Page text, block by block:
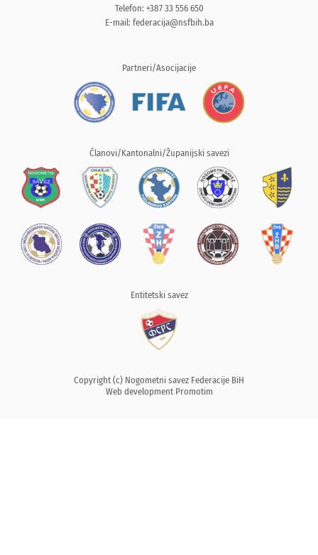
Telefon: +387 33 556 650
E-mail: federacija@nsfbih.ba
Partneri/Asocijacije
Članovi/Kantonalni/Županijski savezi
Entitetski savez
Copyright (c) Nogometni savez Federacije BiH
Web development Promotim